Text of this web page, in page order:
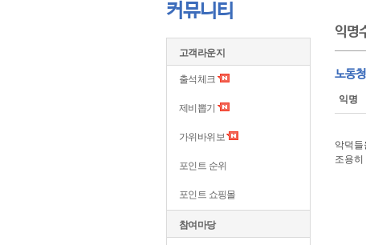
커뮤니티
고객라운지
출석체크
제비뽑기
가위바위보
포인트 순위
포인트 쇼핑몰
참여마당
익명
노동
익명
악덕
조용